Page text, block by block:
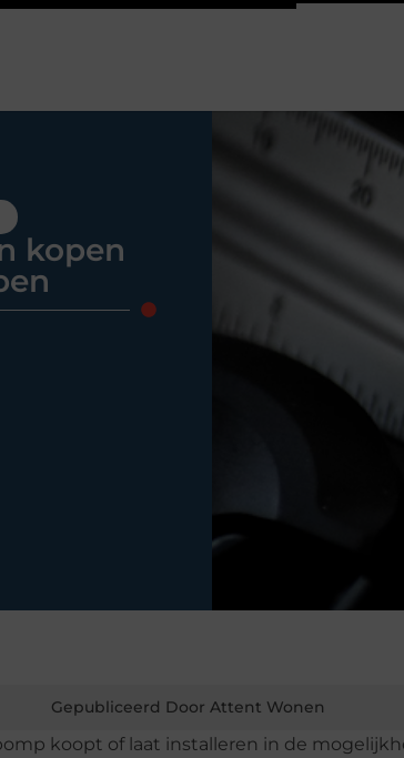
kopen
Gepubliceerd Door Attent Wonen
koopt of laat installeren in de